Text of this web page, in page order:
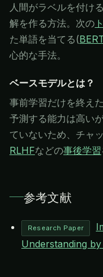
人間がラベルを付け
解を作る方法。次の
た単語を当てる(
心的な手法。
ベースモデルとは？
事前学習だけを終え
予測する能力は高い
ていないため、チャ
RLHFなどの事後学習
参考文献
Research Paper
Understanding